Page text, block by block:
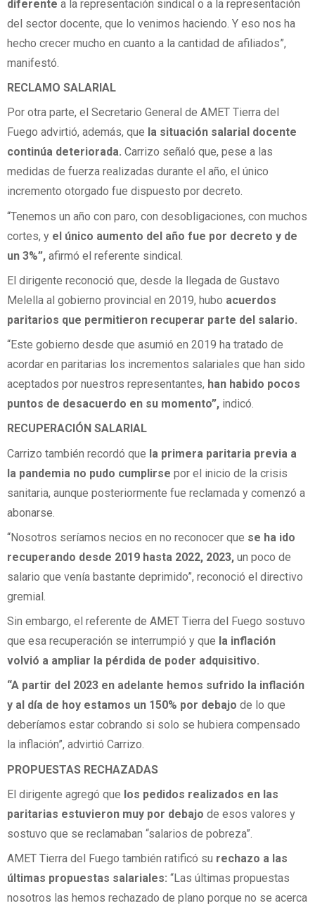
diferente a la representación sindical o a la representación
del sector docente, que lo venimos haciendo. Y eso nos ha
hecho crecer mucho en cuanto a la cantidad de afiliados”,
manifestó.
RECLAMO SALARIAL
Por otra parte, el Secretario General de AMET Tierra del
Fuego advirtió, además, que la situación salarial docente
continúa deteriorada. Carrizo señaló que, pese a las
medidas de fuerza realizadas durante el año, el único
incremento otorgado fue dispuesto por decreto.
“Tenemos un año con paro, con desobligaciones, con muchos
cortes, y el único aumento del año fue por decreto y de
un 3%”, afirmó el referente sindical.
El dirigente reconoció que, desde la llegada de Gustavo
Melella al gobierno provincial en 2019, hubo acuerdos
paritarios que permitieron recuperar parte del salario.
“Este gobierno desde que asumió en 2019 ha tratado de
acordar en paritarias los incrementos salariales que han sido
aceptados por nuestros representantes, han habido pocos
puntos de desacuerdo en su momento”, indicó.
RECUPERACIÓN SALARIAL
Carrizo también recordó que la primera paritaria previa a
la pandemia no pudo cumplirse por el inicio de la crisis
sanitaria, aunque posteriormente fue reclamada y comenzó a
abonarse.
“Nosotros seríamos necios en no reconocer que se ha ido
recuperando desde 2019 hasta 2022, 2023, un poco de
salario que venía bastante deprimido”, reconoció el directivo
gremial.
Sin embargo, el referente de AMET Tierra del Fuego sostuvo
que esa recuperación se interrumpió y que la inflación
volvió a ampliar la pérdida de poder adquisitivo.
“A partir del 2023 en adelante hemos sufrido la inflación
y al día de hoy estamos un 150% por debajo de lo que
deberíamos estar cobrando si solo se hubiera compensado
la inflación”, advirtió Carrizo.
PROPUESTAS RECHAZADAS
El dirigente agregó que los pedidos realizados en las
paritarias estuvieron muy por debajo de esos valores y
sostuvo que se reclamaban “salarios de pobreza”.
AMET Tierra del Fuego también ratificó su rechazo a las
últimas propuestas salariales: “Las últimas propuestas
nosotros las hemos rechazado de plano porque no se acerca